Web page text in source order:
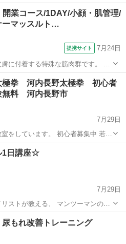
マンでご指導できます。 お好きな
子育て、お仕事に寄り添えるような
ネイル マンツーマン
開業コース/1DAY/小顔・肌管理/
ーマッスルト…
提携サイト 7月24日
に付着する特殊な筋肉群です。 年
、筋膜の癒着によって動きが鈍る
して表面化します。 皮筋トリートメ
の...
極拳 河内長野太極拳 初心者
料 河内長野市
7月29日
。 初心者募集中 若い
ちましょう！ 参加、休むは
駅 その他
1日講座☆
7月29日
ストが教える、 マンツーマンの、
ネイル
もれ改善トレーニング